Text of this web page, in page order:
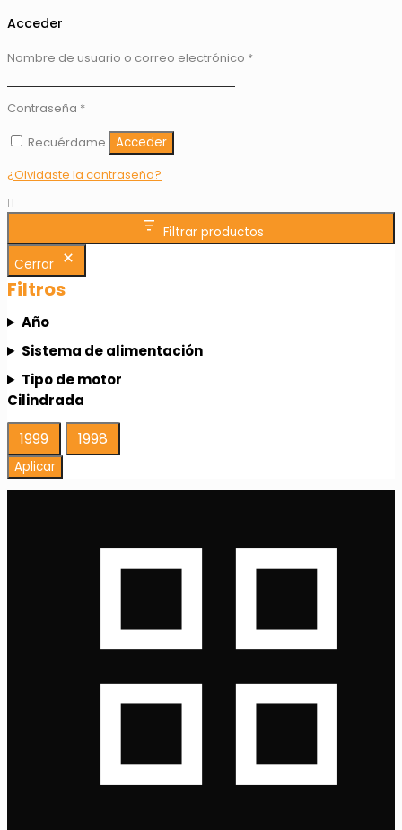
Acceder
Nombre de usuario o correo electrónico *
Contraseña *
Recuérdame
Acceder
¿Olvidaste la contraseña?
Filtrar productos
Cerrar
Filtros
Año
Sistema de alimentación
Tipo de motor
Cilindrada
Año
1999 1998
Aplicar